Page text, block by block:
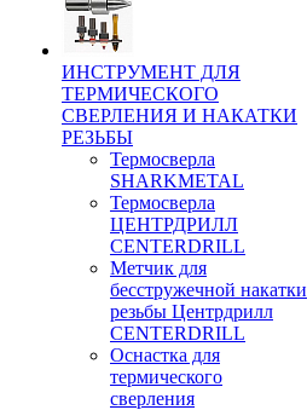
ИНСТРУМЕНТ ДЛЯ
ТЕРМИЧЕСКОГО
СВЕРЛЕНИЯ И НАКАТКИ
РЕЗЬБЫ
Термосверла
SHARKMETAL
Термосверла
ЦЕНТРДРИЛЛ
CENTERDRILL
Метчик для
бесстружечной накатки
резьбы Центрдрилл
CENTERDRILL
Оснастка для
термического
сверления